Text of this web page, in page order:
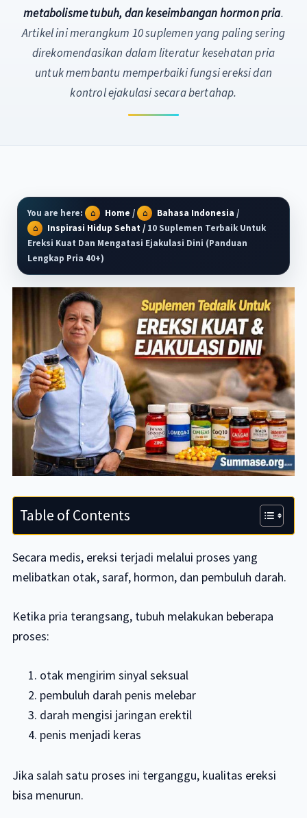
metabolisme tubuh, dan keseimbangan hormon pria.
Artikel ini merangkum 10 suplemen yang paling sering
direkomendasikan dalam literatur kesehatan pria
untuk membantu memperbaiki fungsi ereksi dan
kontrol ejakulasi secara bertahap.
You are here: Home / Bahasa Indonesia /
Inspirasi Hidup Sehat / 10 Suplemen Terbaik Untuk
Ereksi Kuat Dan Mengatasi Ejakulasi Dini (Panduan
Lengkap Pria 40+)
Table of Contents
Secara medis, ereksi terjadi melalui proses yang
melibatkan otak, saraf, hormon, dan pembuluh darah.
Ketika pria terangsang, tubuh melakukan beberapa
proses:
otak mengirim sinyal seksual
pembuluh darah penis melebar
darah mengisi jaringan erektil
penis menjadi keras
Jika salah satu proses ini terganggu, kualitas ereksi
bisa menurun.